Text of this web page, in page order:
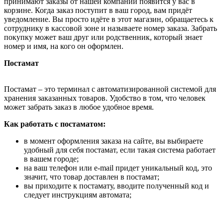
корзине. Когда заказ поступит в ваш город, вам придёт
уведомление. Вы просто идёте в этот магазин, обращаетесь к
сотруднику в кассовой зоне и называете номер заказа. Забрать
покупку может ваш друг или родственник, который знает
номер и имя, на кого он оформлен.
Постамат
Постамат – это терминал с автоматизированной системой для
хранения заказанных товаров. Удобство в том, что человек
может забрать заказ в любое удобное время.
Как работать с постаматом:
в момент оформления заказа на сайте, вы выбираете
удобный для себя постамат, если такая система работает
в вашем городе;
на ваш телефон или e-mail придет уникальный код, это
значит, что товар доставлен в постамат;
вы приходите к постамату, вводите полученный код и
следует инструкциям автомата;